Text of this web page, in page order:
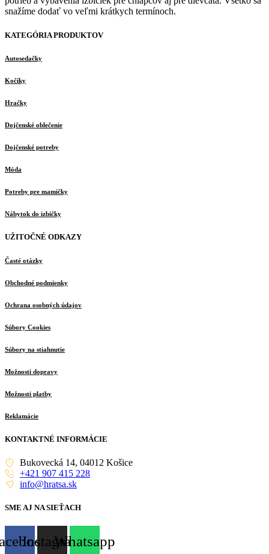
snažíme dodať vo veľmi krátkych termínoch.
KATEGÓRIA PRODUKTOV
Autosedačky
Kočíky
Hračky
Dojčenské oblečenie
Dojčenské potreby
Móda
Potreby pre mamičky
Nábytok do izbičky
UŽITOČNÉ ODKAZY
Časté otázky
Obchodné podmienky
Ochrana osobných údajov
Súbory Cookies
Súbory na stiahnutie
Možnosti dopravy
Možnosti platby
Reklamácie
KONTAKTNÉ INFORMÁCIE
Bukovecká 14, 04012 Košice
+421 907 415 228
info@hratsa.sk
SME AJ NA SIEŤACH
InstagramWhatsapp